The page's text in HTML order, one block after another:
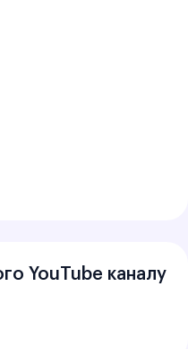
YouTube каналу